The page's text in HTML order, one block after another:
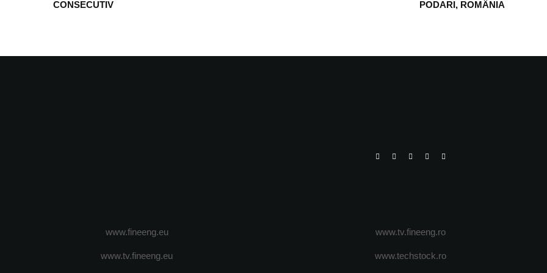
CONSECUTIV
PODARI, ROMÂNIA
www.fineeng.eu
www.tv.fineeng.eu
www.tv.fineeng.ro
www.techstock.ro